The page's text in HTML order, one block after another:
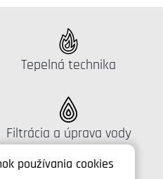
používania cookies
Katalógus:
Tepelná technika
Katalógus:
Filtrácia a úprava vody